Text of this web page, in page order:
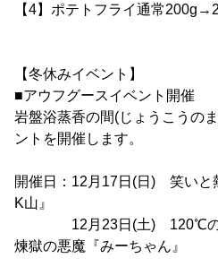
【4】ポテトフライ通常
【冬休みイベント】
■アウフグースイベント開催
岩盤浴蒸香の間(じょうこうの
ントを開催します。
開催日：12月17日(日) 笑いと
K山』
12月23日(土) 120℃の高
煉獄の悪魔『みーちゃん』